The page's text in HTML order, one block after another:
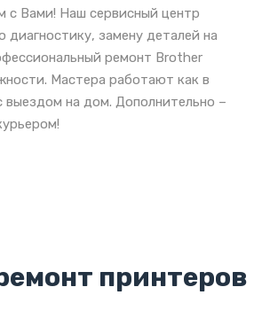
с Вами! Наш сервисный центр
диагностику, замену деталей на
ремонт Brother
Мастера работают как в
выездом на дом. Дополнительно –
принтеров